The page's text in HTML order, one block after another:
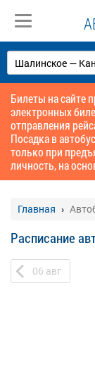
Билеты на сайте
электронных
отправления
Посадка в
только при
личность, на
Главная
Расписание
06 авг